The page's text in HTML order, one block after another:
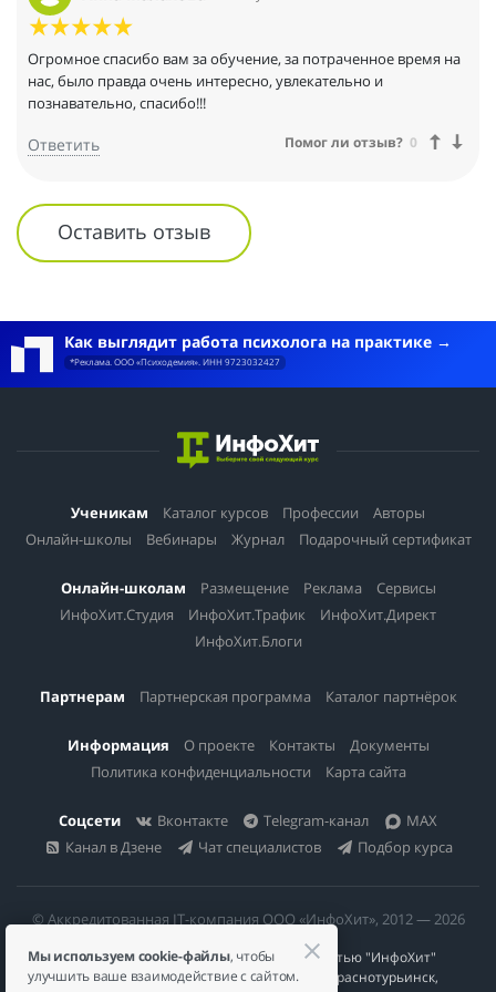
взрослому. Не сделал,
как положено - переделывай!
Понимаю, что диплом - это как ключик для дверцы - пока ты
только открыл,
впереди куча работы.
Огромное спасибо вам за обучение, за потраченное время на
нас, было правда очень интересно, увлекательно и
познавательно, спасибо!!!
Ответить Помог ли отзыв? 0
Оставить отзыв
Как выглядит работа психолога на практике
*Реклама. ООО «Психодемия». ИНН 9723032427
Ученикам Каталог курсов Профессии
Авторы
Онлайн-школы
Вебинары Журнал Подарочный сертификат
Онлайн-школам Размещение Реклама
Сервисы
ИнфоХит.Студия
ИнфоХит.Трафик
ИнфоХит.Директ
ИнфоХит.Блоги
Партнерам Партнерская программа Каталог партнёрок
Информация О проекте Контакты
Документы
Политика конфиденциальности
Карта сайта
Соцсети Вконтакте Telegram-канал
MAX
Канал в Дзене
Чат специалистов Подбор курса
© Аккредитованная IT-компания ООО «ИнфоХит», 2012 — 2026
Общество с ограниченной ответственностью "ИнфоХит"
624446, Россия, Свердловская область, г. Краснотурьинск,
Мы используем cookie-файлы, чтобы
улучшить ваше взаимодействие с сайтом.